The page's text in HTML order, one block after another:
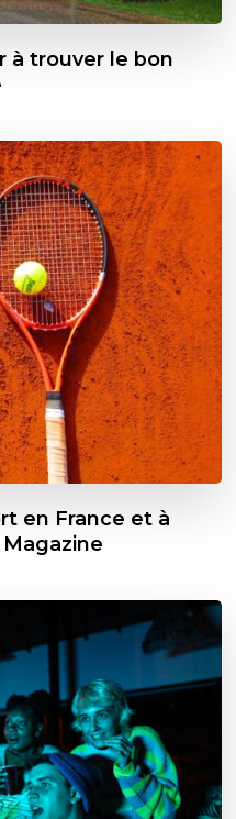
à trouver le bon
en France et à